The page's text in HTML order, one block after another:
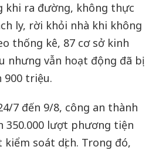
khi ra đường, không thực
ly, rời khỏi nhà khi không
thống kê, 87 cơ sở kinh
nhưng vẫn hoạt động đã bị
triệu.
7 đến 9/8, công an thành
350.000 lượt phương tiện
soát dịch. Trong đó,